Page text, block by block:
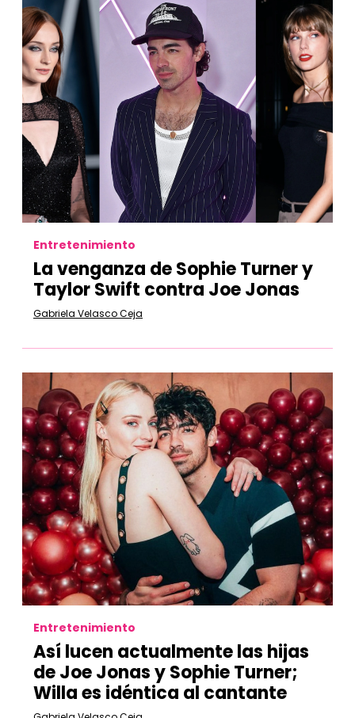
Entretenimiento
La venganza de Sophie Turner y
Taylor Swift contra Joe Jonas
Gabriela Velasco Ceja
Entretenimiento
Así lucen actualmente las hijas
de Joe Jonas y Sophie Turner;
Willa es idéntica al cantante